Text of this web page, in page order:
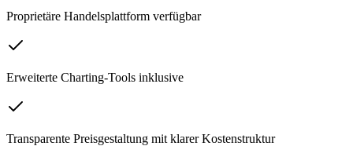
Proprietäre Handelsplattform verfügbar
Erweiterte Charting-Tools inklusive
Transparente Preisgestaltung mit klarer Kostenstruktur